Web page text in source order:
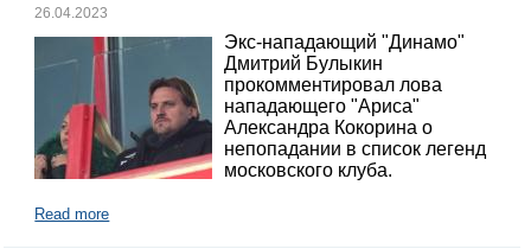
26.04.2023
Экс-нападающий "Динамо"
Дмитрий Булыкин
прокомментировал лова
нападающего "Ариса"
Александра Кокорина о
непопадании в список легенд
московского клуба.
Read more